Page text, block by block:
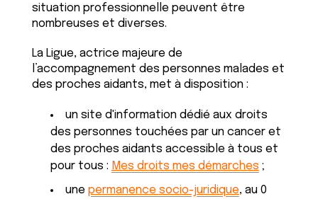
situation professionnelle peuvent être
nombreuses et diverses.
La Ligue, actrice majeure de
l’accompagnement des personnes malades et
des proches aidants, met à disposition :
un site d'information dédié aux droits
des personnes touchées par un cancer et
des proches aidants accessible à tous et
pour tous : Mes droits mes démarches ;
une permanence socio-juridique, au 0